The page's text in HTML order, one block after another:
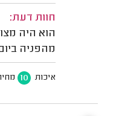
חוות דעת:
הוא היה
מהפניה
איכות 10